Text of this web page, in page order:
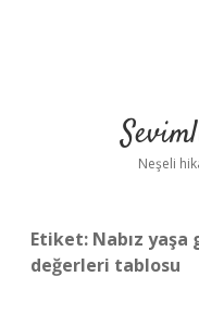
Neşeli
Etiket: Nabız
değerleri tablosu